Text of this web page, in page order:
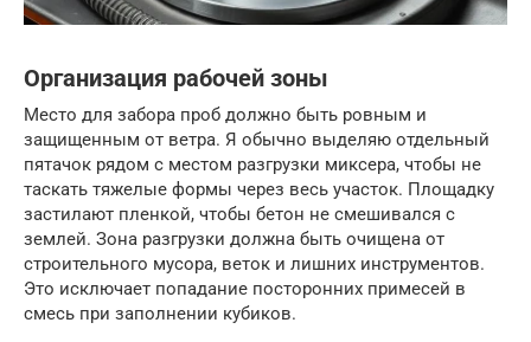
Организация рабочей зоны
Место для забора проб должно быть ровным и
защищенным от ветра. Я обычно выделяю отдельный
пятачок рядом с местом разгрузки миксера, чтобы не
таскать тяжелые формы через весь участок. Площадку
застилают пленкой, чтобы бетон не смешивался с
землей. Зона разгрузки должна быть очищена от
строительного мусора, веток и лишних инструментов.
Это исключает попадание посторонних примесей в
смесь при заполнении кубиков.